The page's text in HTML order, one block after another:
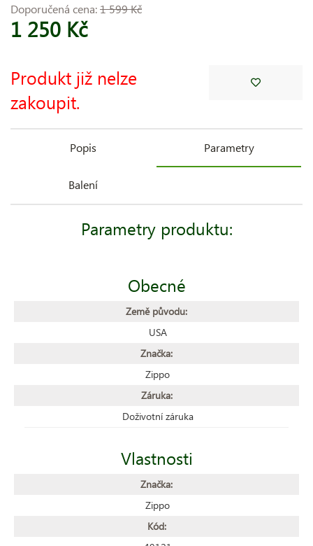
Doporučená cena:1 599 Kč
1 250 Kč
Produkt již nelze
zakoupit.
Popis Parametry
Balení
Parametry produktu:
Obecné
Země původu:
USA
Značka:
Zippo
Záruka:
Doživotní záruka
Vlastnosti
Značka:
Zippo
Kód: